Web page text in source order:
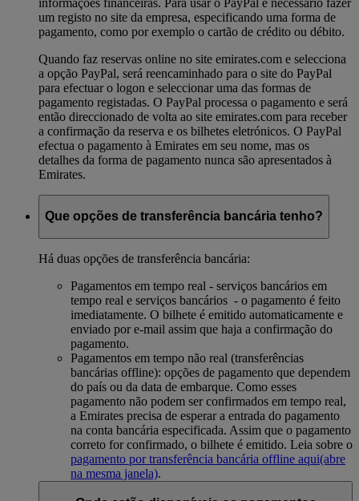
um registo no site da empresa, especificando uma forma de
pagamento, como por exemplo o cartão de crédito ou débito.
Quando faz reservas online no site emirates.com e selecciona
a opção PayPal, será reencaminhado para o site do PayPal
para efectuar o logon e seleccionar uma das formas de
pagamento registadas. O PayPal processa o pagamento e será
então direccionado de volta ao site emirates.com para receber
a confirmação da reserva e os bilhetes eletrónicos. O PayPal
efectua o pagamento à Emirates em seu nome, mas os
detalhes da forma de pagamento nunca são apresentados à
Emirates.
Que opções de transferência bancária tenho?
Há duas opções de transferência bancária:
Pagamentos em tempo real - serviços bancários em
tempo real e serviços bancários - o pagamento é feito
imediatamente. O bilhete é emitido automaticamente e
enviado por e-mail assim que haja a confirmação do
pagamento.
Pagamentos em tempo não real (transferências
bancárias offline): opções de pagamento que dependem
do país ou da data de embarque. Como esses
pagamento não podem ser confirmados em tempo real,
a Emirates precisa de esperar a entrada do pagamento
na conta bancária especificada. Assim que o pagamento
correto for confirmado, o bilhete é emitido. Leia sobre o
pagamento por transferência bancária offline aqui(abre
na mesma janela).